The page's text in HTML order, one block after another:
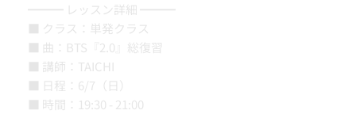
━━━ レッスン詳細 ━━━
■ クラス：単発クラス
■ 曲：BTS『2.0』総復習
■ 講師：TAICHI
■ 日程：6/7（日）
■ 時間：19:30 - 21:00